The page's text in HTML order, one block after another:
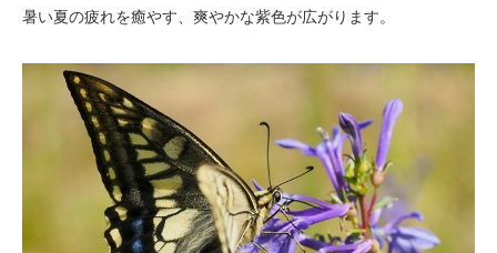
暑い夏の疲れを癒やす、爽やかな紫色が広がります。